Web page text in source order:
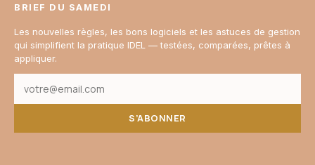
BRIEF DU SAMEDI
Les nouvelles règles, les bons logiciels et les astuces de gestion
qui simplifient la pratique IDEL — testées, comparées, prêtes à
appliquer.
S’ABONNER